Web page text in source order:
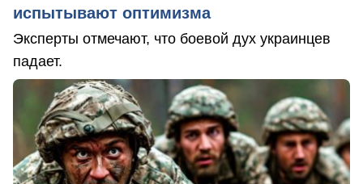
испытывают оптимизма
Эксперты отмечают, что боевой дух украинцев
падает.